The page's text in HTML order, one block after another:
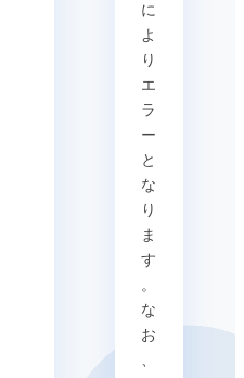
に
よ
り
エ
ラ
ー
と
な
り
ま
す
。
な
お
、